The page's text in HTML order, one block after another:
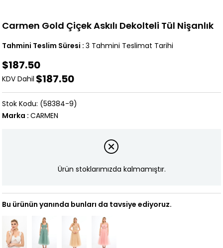
Carmen Gold Çiçek Askılı Dekolteli Tül Nişanlık
Tahmini Teslim Süresi : 3 Tahmini Teslimat Tarihi
$187.50
KDV Dahil $187.50
(58384-9)
Marka : CARMEN
Ürün stoklarımızda kalmamıştır.
Bu ürünün yanında bunları da tavsiye ediyoruz.